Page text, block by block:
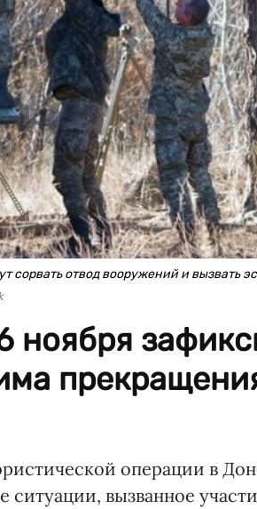
сорвать отвод вооружений и вызвать
ноября
операции в
ситуации, вызванное